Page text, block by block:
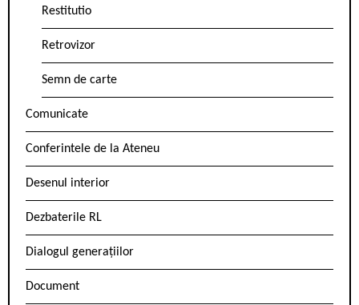
Restitutio
Retrovizor
Semn de carte
Comunicate
Conferintele de la Ateneu
Desenul interior
Dezbaterile RL
Dialogul generațiilor
Document